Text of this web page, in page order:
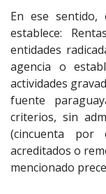
En ese
establece:
entidades
agencia o
actividades
fuente
criterios, sin
(cincuenta por
acreditados o
mencionado